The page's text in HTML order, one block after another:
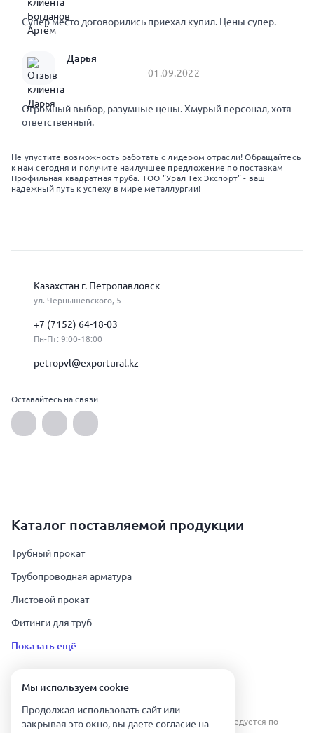
Супер место договорились приехал купил. Цены супер.
Дарья
01.09.2022
Огромный выбор, разумные цены. Хмурый персонал, хотя
ответственный.
Не упустите возможность работать с лидером отрасли! Обращайтесь
к нам сегодня и получите наилучшее предложение по поставкам
Профильная квадратная труба. ТОО "Урал Тех Экспорт" - ваш
надежный путь к успеху в мире металлургии!
Казахстан г. Петропавловск
ул. Чернышевского, 5
+7 (7152) 64-18-03
Пн-Пт: 9:00-18:00
petropvl@exportural.kz
Оставайтесь на связи
Каталог поставляемой продукции
Трубный прокат
Трубопроводная арматура
Листовой прокат
Фитинги для труб
Показать ещё
Урал Тех Экспорт — Казахстан © 2019-
Все права защищены. Копирование информации преследуется по
Мы используем сookie
Продолжая использовать сайт или
закрывая это окно, вы даете согласие на